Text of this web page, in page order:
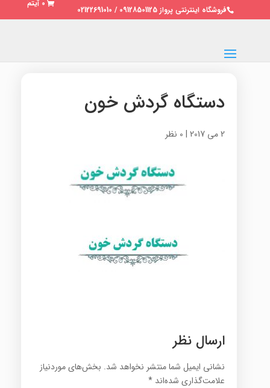
فروشگاه اینترنتی پرواز 09128501125 / 02122691010
0 آیتم
دستگاه گردش خون
2 می 2017 | 0 نظر
ارسال نظر
نشانی ایمیل شما منتشر نخواهد شد. بخش‌های موردنیاز
علامت‌گذاری شده‌اند *